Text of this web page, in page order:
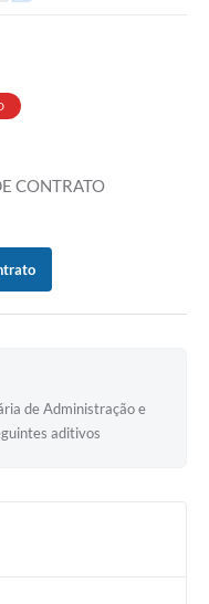
CONTRATO
de Administração e
aditivos